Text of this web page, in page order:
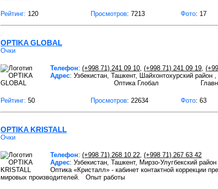
Рейтинг: 120 Просмотров: 7213 Фото: 17
OPTIKA GLOBAL
Очки
Телефон: (+998 71) 241 09 10, (+998 71) 241 09 19,
Адрес: Узбекистан, Ташкент, Шайхонтохурский
Оптика Глобал Главное для нас -
Рейтинг: 50 Просмотров: 22634 Фото: 63
OPTIKA KRISTALL
Очки
Телефон: (+998 71) 268 10 22, (+998 71) 267 63 42
Адрес: Узбекистан, Ташкент, Мирзо-Улугбекский
Оптика «Кристалл» - кабинет контактной коррекции
мировых производителей. Опыт работы